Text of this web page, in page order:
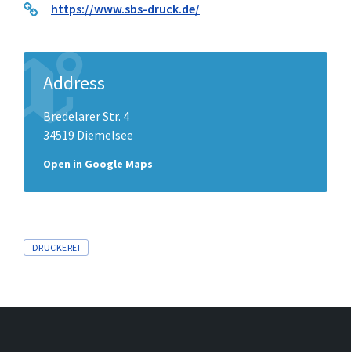
https://www.sbs-druck.de/
Address
Bredelarer Str. 4
34519 Diemelsee
Open in Google Maps
Tags
DRUCKEREI